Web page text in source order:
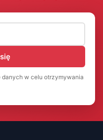
w celu otrzymywania